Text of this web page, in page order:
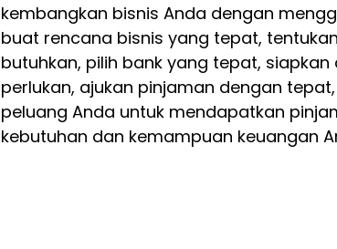
kembangkan bisnis Anda dengan
buat rencana bisnis yang tepat,
butuhkan, pilih bank yang tepat,
perlukan, ajukan pinjaman dengan
peluang Anda untuk mendapatkan
kebutuhan dan kemampuan keuangan